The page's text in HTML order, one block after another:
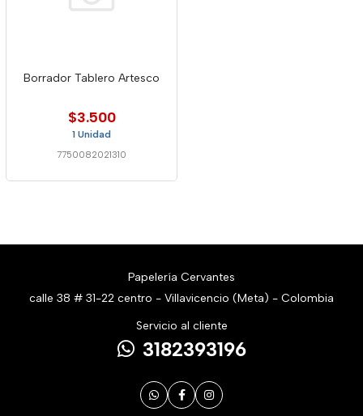
Borrador Tablero Artesco
$3.500
1 Unidad
7750082021310
Papelería Cervantes
calle 38 # 31-22 centro - Villavicencio (Meta) - Colombia
Servicio al cliente
3182393196